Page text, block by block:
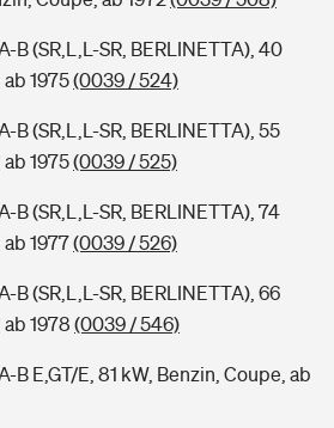
B (SR,L,L-SR, BERLINETTA), 40
1975(0039 / 524)
B (SR,L,L-SR, BERLINETTA), 55
1975(0039 / 525)
B (SR,L,L-SR, BERLINETTA), 74
1977(0039 / 526)
B (SR,L,L-SR, BERLINETTA), 66
1978 (0039 / 546)
B E,GT/E, 81 kW, Benzin, Coupe, ab